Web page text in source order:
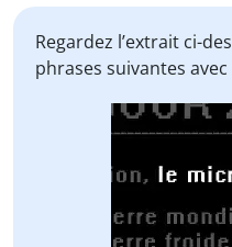
Regardez l’extrait ci-
phrases suivantes